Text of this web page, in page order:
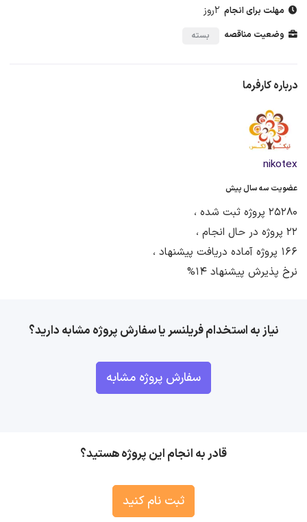
مهلت برای انجام 2روز
وضعیت مناقصه بسته
درباره کارفرما
nikotex
عضویت سه سال پیش
25280 پروژه ثبت شده ،
22 پروژه در حال انجام ،
166 پروژه آماده دریافت پیشنهاد ،
نرخ پذیرش پیشنهاد 14%
نیاز به استخدام فریلنسر یا سفارش پروژه مشابه دارید؟
سفارش پروژه مشابه
قادر به انجام این پروژه هستید؟
ثبت نام کنید